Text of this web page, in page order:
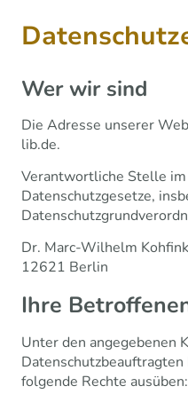
Wer wir sind
Die Adresse unserer
lib.de.
Verantwortliche Stelle
Datenschutzgesetze,
Dr. Marc-Wilhelm
12621 Berlin
Ihre
Unter den angegebenen
folgende Rechte ausüben: